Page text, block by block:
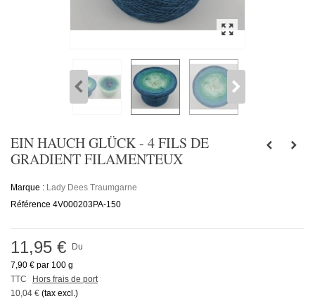
EIN HAUCH GLÜCK - 4 FILS DE
GRADIENT FILAMENTEUX
Marque : Lady Dees Traumgarne
Référence 4V000203PA-150
Du
11,95 €
7,90 € par 100 g
TTC
Hors frais de port
10,04 € (tax excl.)